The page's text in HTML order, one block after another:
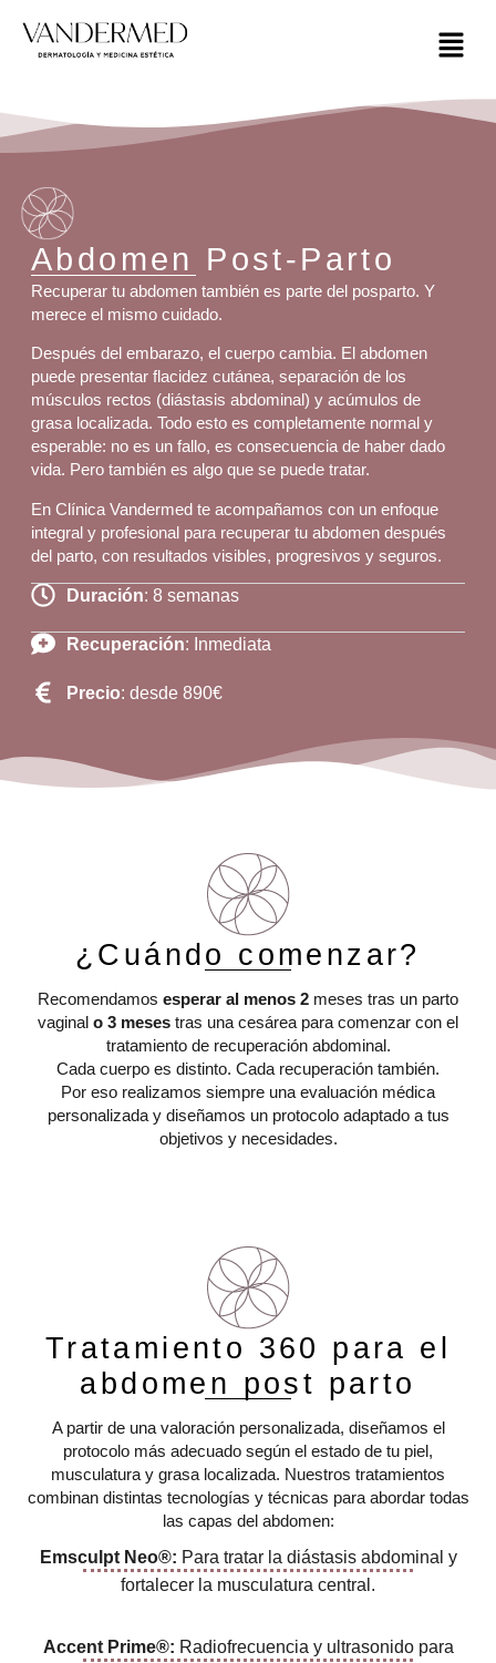
Abdomen Post-Parto
Recuperar tu abdomen también es parte del posparto. Y
merece el mismo cuidado.
Después del embarazo, el cuerpo cambia. El abdomen
puede presentar flacidez cutánea, separación de los
músculos rectos (diástasis abdominal) y acúmulos de
grasa localizada. Todo esto es completamente normal y
esperable: no es un fallo, es consecuencia de haber dado
vida. Pero también es algo que se puede tratar.
En Clínica Vandermed te acompañamos con un enfoque
integral y profesional para recuperar tu abdomen después
del parto, con resultados visibles, progresivos y seguros.
Duración: 8 semanas
Recuperación: Inmediata
Precio: desde 890€
¿Cuándo comenzar?
Recomendamos esperar al menos 2 meses tras un parto
vaginal o 3 meses tras una cesárea para comenzar con el
tratamiento de recuperación abdominal.
Cada cuerpo es distinto. Cada recuperación también.
Por eso realizamos siempre una evaluación médica
personalizada y diseñamos un protocolo adaptado a tus
objetivos y necesidades.
Tratamiento 360 para el
abdomen post parto
A partir de una valoración personalizada, diseñamos el
protocolo más adecuado según el estado de tu piel,
musculatura y grasa localizada. Nuestros tratamientos
combinan distintas tecnologías y técnicas para abordar todas
las capas del abdomen:
Emsculpt Neo®: Para tratar la diástasis abdominal y
fortalecer la musculatura central.
Accent Prime®: Radiofrecuencia y ultrasonido para